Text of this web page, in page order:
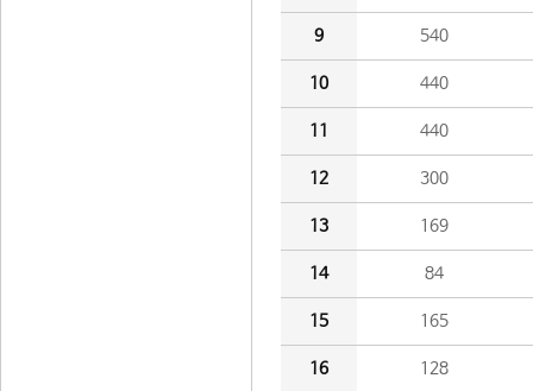
9 540
10 440
11 440
12 300
13 169
14 84
15 165
16 128